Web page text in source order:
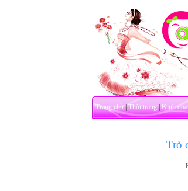
Trang chủ|Thời trang|Kinh
Trò